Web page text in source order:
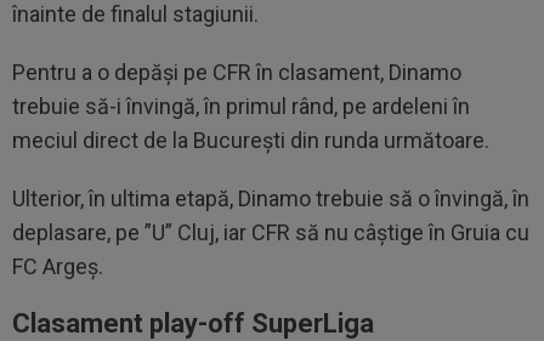
înainte de finalul stagiunii.
Pentru a o depăși pe CFR în clasament, Dinamo
trebuie să-i învingă, în primul rând, pe ardeleni în
meciul direct de la București din runda următoare.
Ulterior, în ultima etapă, Dinamo trebuie să o învingă, în
deplasare, pe ”U” Cluj, iar CFR să nu câștige în Gruia cu
FC Argeș.
Clasament play-off SuperLiga